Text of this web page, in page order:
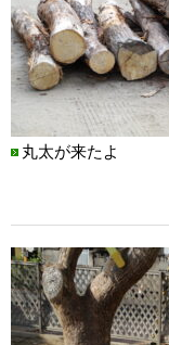
丸太が来たよ